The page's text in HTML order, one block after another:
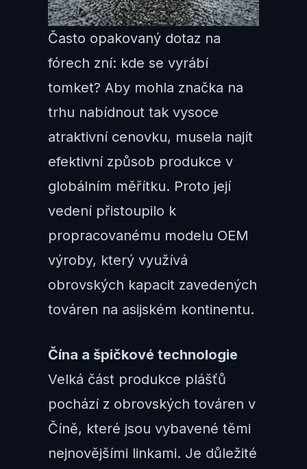
Často opakovaný dotaz na
fórech zní: kde se vyrábí
tomket? Aby mohla značka na
trhu nabídnout tak vysoce
atraktivní cenovku, musela najít
efektivní způsob produkce v
globálním měřítku. Proto její
vedení přistoupilo k
propracovanému modelu OEM
výroby, který využívá
obrovských kapacit zavedených
továren na asijském kontinentu.
Čína a špičkové technologie
Velká část produkce plášťů
pochází z obrovských továren v
Číně, které jsou vybavené těmi
nejnovějšími linkami. Je důležité